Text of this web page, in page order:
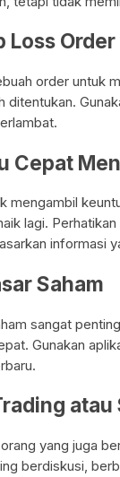
Loss Order
order untuk
ditentukan.
Cepat
mengambil
lagi.
informasi
Saham
sangat
Gunakan
yang juga
berdiskusi,